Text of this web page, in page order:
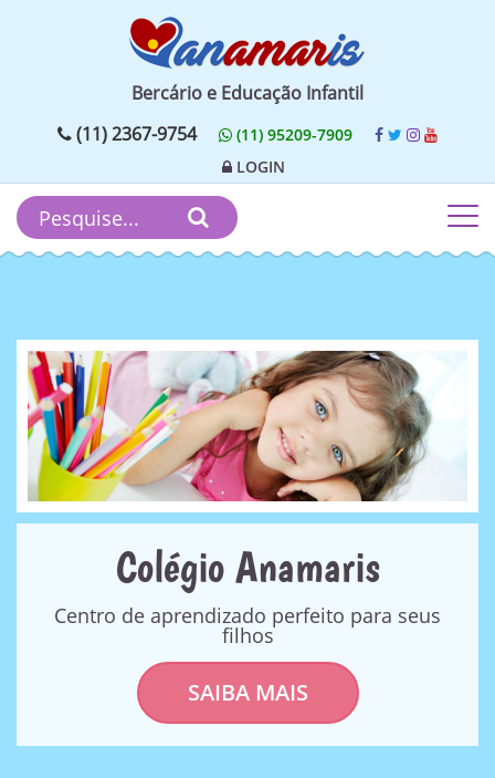
Bercário e Educação Infantil
(11) 2367-9754
(11) 95209-7909
LOGIN
Colégio Anamaris
Centro de aprendizado perfeito para seus
filhos
SAIBA MAIS